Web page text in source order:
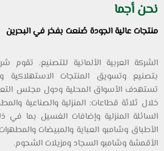
نحن أجما
منتجات عالية الجودة صُنعت بفخر في البحرين
بتصنيع وتسويق المنتجات الاستهلاكية
تستهدف الأسواق المحلية ودول مجلس
خلال ثلاثة قطاعات: المنزلية والصناعية
السائلة المنزلية وإضافات الغسيل بما
الأطباق وشامبو العباية والمبيضات
الأقمشة وشامبو السجاد ومزيلات الشحوم.